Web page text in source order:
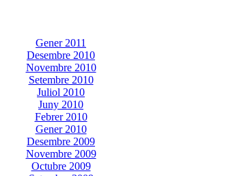
Gener 2011
Desembre 2010
Novembre 2010
Setembre 2010
Juliol 2010
Juny 2010
Febrer 2010
Gener 2010
Desembre 2009
Novembre 2009
Octubre 2009